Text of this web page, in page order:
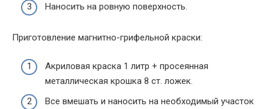
Наносить на ровную поверхность.
Приготовление магнитно-грифельной краски:
Акриловая краска 1 литр + просеянная
металлическая крошка 8 ст. ложек.
Все вмешать и наносить на необходимый участок